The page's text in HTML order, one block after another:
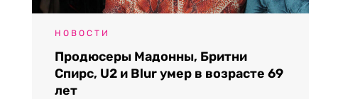
НОВОСТИ
Продюсеры Мадонны, Бритни
Спирс, U2 и Blur умер в возрасте 69
лет